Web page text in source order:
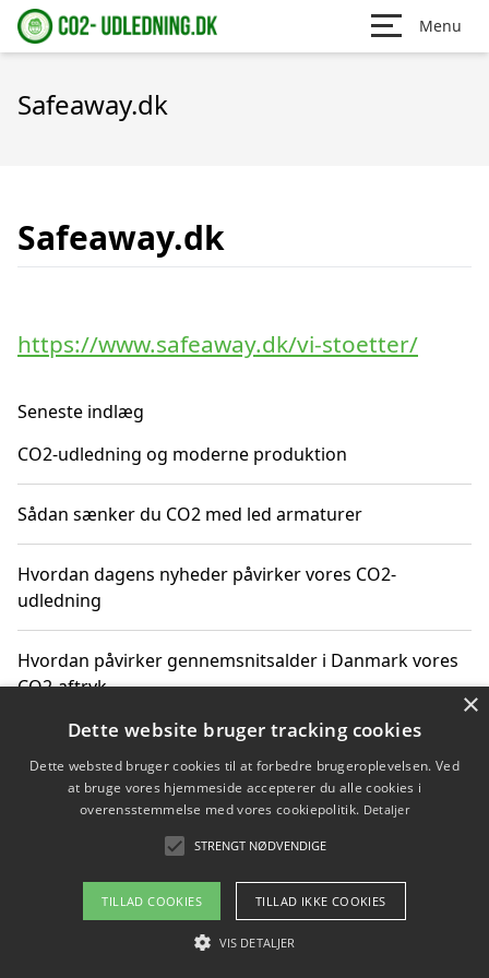
Menu
Safeaway.dk
Safeaway.dk
https://www.safeaway.dk/vi-stoetter/
Seneste indlæg
CO2-udledning og moderne produktion
Sådan sænker du CO2 med led armaturer
Hvordan dagens nyheder påvirker vores CO2-
udledning
Hvordan påvirker gennemsnitsalder i Danmark vores
CO2-aftryk
Hvordan nyheder om CO2-udledning påvirker vores
hverdag
Om / kontakt
Blog Betingelser
×
Dette website bruger tracking cookies
Dette websted bruger cookies til at forbedre brugeroplevelsen. Ved
at bruge vores hjemmeside accepterer du alle cookies i
overensstemmelse med vores cookiepolitik. Detaljer
STRENGT NØDVENDIGE
TILLAD COOKIES TILLAD IKKE COOKIES
VIS DETALJER